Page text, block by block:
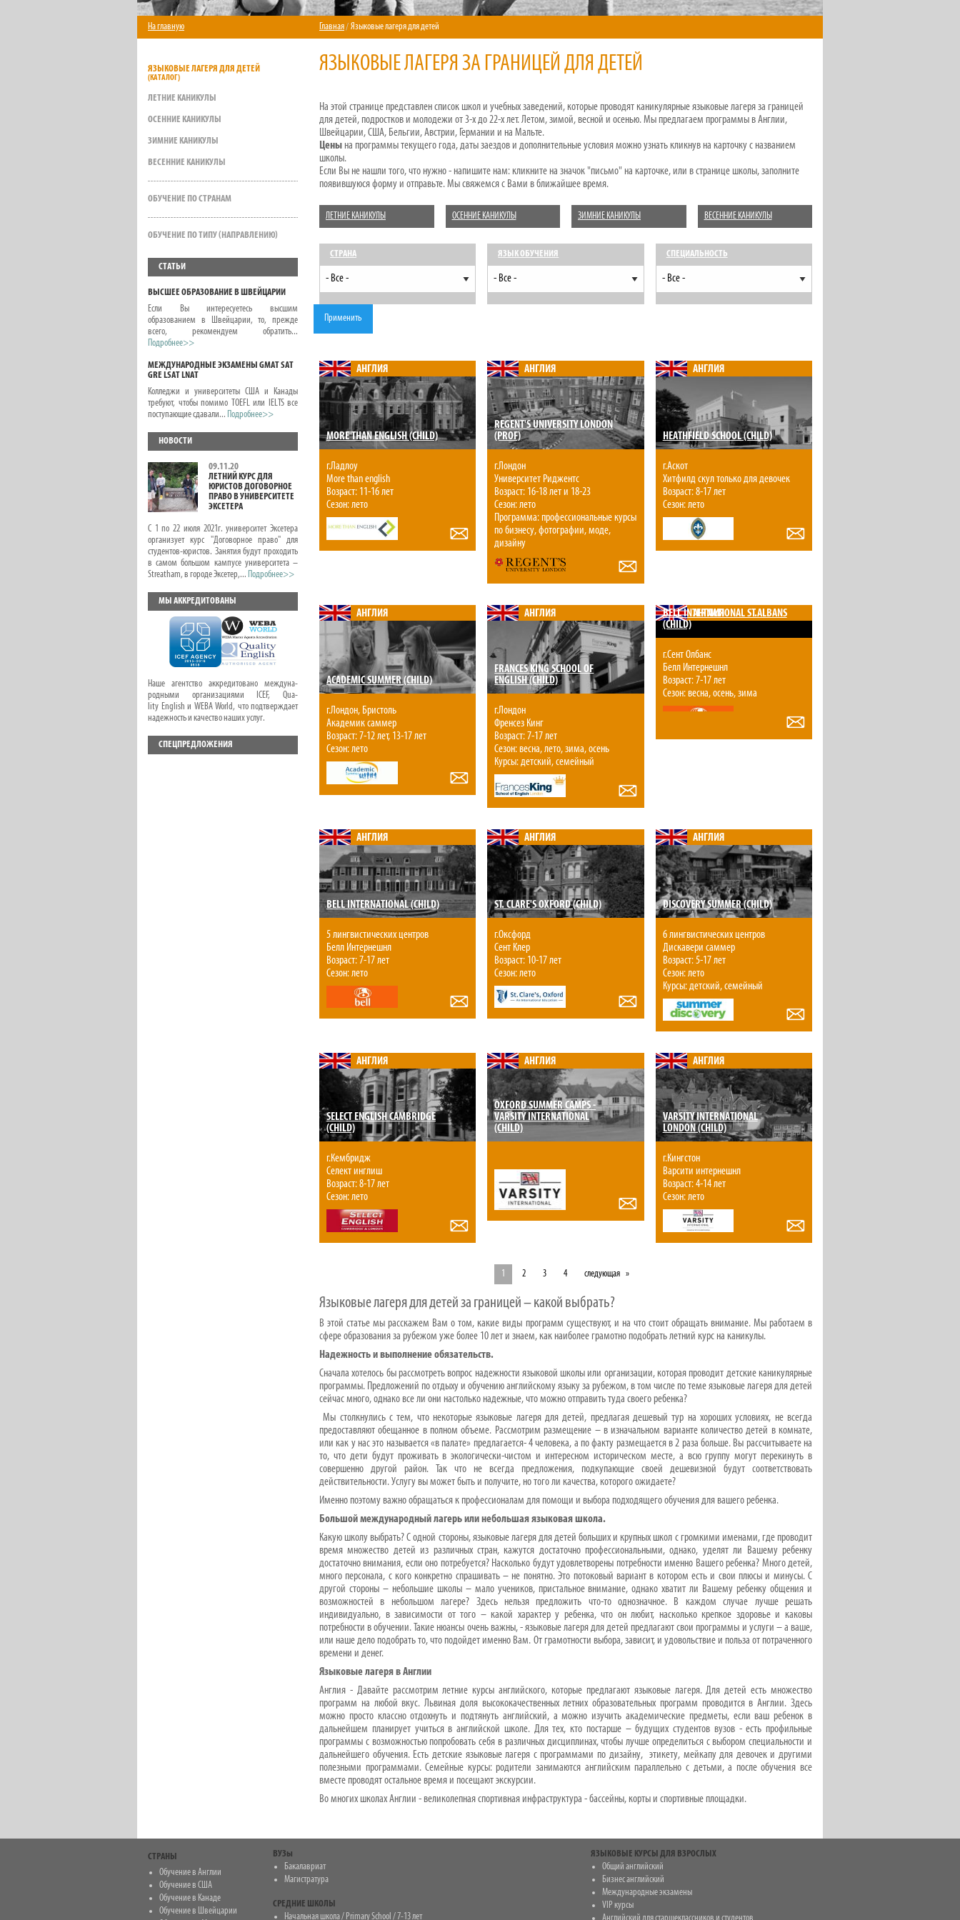
На главную Главная Языковые лагеря для детей
ЯЗЫКОВЫЕ ЛАГЕРЯ ДЛЯ ДЕТЕЙ
ЛЕТНИЕ КАНИКУЛЫ
ОСЕННИЕ КАНИКУЛЫ
ЗИМНИЕ КАНИКУЛЫ
ВЕСЕННИЕ КАНИКУЛЫ
ОБУЧЕНИЕ ПО СТРАНАМ
ОБУЧЕНИЕ ПО ТИПУ (НАПРАВЛЕНИЮ)
СТАТЬИ
ВЫСШЕЕ ОБРАЗОВАНИЕ В ШВЕЙЦАРИИ
Если Вы интересуетесь высшим
образованием в Швейцарии, то, прежде
всего, рекомендуем обратить...
Подробнее>>
МЕЖДУНАРОДНЫЕ ЭКЗАМЕНЫ GMAT SAT
GRE LSAT LNAT
Колледжи и университеты США и Канады
требуют, чтобы помимо TOEFL или IELTS все
поступающие сдавали... Подробнее>>
НОВОСТИ
09.11.20
ЛЕТНИЙ КУРС ДЛЯ
ЮРИСТОВ ДОГОВОРНОЕ
ПРАВО В УНИВЕРСИТЕТЕ
ЭКСЕТЕРА
С 1 по 22 июля 2021г. университет Эксетера
организует курс "Договорное право" для
студентов-юристов. Занятия будут проходить
в самом большом кампусе университета –
Streatham, в городе Эксетер,... Подробнее>>
МЫ АККРЕДИТОВАНЫ
Наше агентство аккредитовано междуна-
родными организациями ICEF, Qua-
lity English и WEBA World, что подтверждает
надежность и качество наших услуг.
СПЕЦПРЕДЛОЖЕНИЯ
ЯЗЫКОВЫЕ ЛАГЕРЯ ЗА ГРАНИЦЕЙ ДЛЯ ДЕТЕЙ
На этой странице представлен список школ и учебных заведений, которые проводят каникулярные языковые лагеря за границей
для детей, подростков и молодежи от 3-х до 22-х лет. Летом, зимой, весной и осенью. Мы предлагаем программы в Англии,
Швейцарии, США, Бельгии, Австрии, Германии и на Мальте.
Цены на программы текущего года, даты заездов и дополнительные условия можно узнать кликнув на карточку с названием
школы.
Если Вы не нашли того, что нужно - напишите нам: кликните на значок "письмо" на карточке, или в странице школы, заполните
появившуюся форму и отправьте. Мы свяжемся с Вами в ближайшее время.
ЛЕТНИЕ КАНИКУЛЫ ОСЕННИЕ КАНИКУЛЫ ЗИМНИЕ КАНИКУЛЫ ВЕСЕННИЕ КАНИКУЛЫ
СТРАНА ЯЗЫК ОБУЧЕНИЯ СПЕЦИАЛЬНОСТЬ
АНГЛИЯ
MORE THAN ENGLISH (CHILD)
г.Ладлоу
More than english
Возраст: 11-16 лет
Сезон: лето
АНГЛИЯ
REGENT'S UNIVERSITY LONDON
(PROF)
г.Лондон
Университет Риджентс
Возраст: 16-18 лет и 18-23
Сезон: лето
Программа: профессиональные курсы
по бизнесу, фотографии, моде,
дизайну
АНГЛИЯ
HEATHFIELD SCHOOL (CHILD)
г.Аскот
Хитфилд скул только для девочек
Возраст: 8-17 лет
Сезон: лето
АНГЛИЯ
ACADEMIC SUMMER (CHILD)
г.Лондон, Бристоль
Академик саммер
Возраст: 7-12 лет, 13-17 лет
Сезон: лето
АНГЛИЯ
FRANCES KING SCHOOL OF
ENGLISH (CHILD)
г.Лондон
Френсез Кинг
Возраст: 7-17 лет
Сезон: весна, лето, зима, осень
Курсы: детский, семейный
АНГЛИЯ
BELL INTERNATIONAL ST.ALBANS
(CHILD)
г.Сент Олбанс
Белл Интернешнл
Возраст: 7-17 лет
Сезон: весна, осень, зима
АНГЛИЯ
BELL INTERNATIONAL (CHILD)
5 лингвистических центров
Белл Интернешнл
Возраст: 7-17 лет
Сезон: лето
АНГЛИЯ
ST. CLARE'S OXFORD (CHILD)
г.Оксфорд
Сент Клер
Возраст: 10-17 лет
Сезон: лето
АНГЛИЯ
DISCOVERY SUMMER (CHILD)
6 лингвистических центров
Дискавери саммер
Возраст: 5-17 лет
Сезон: лето
Курсы: детский, семейный
АНГЛИЯ
SELECT ENGLISH CAMBRIDGE
(CHILD)
г.Кембридж
Селект инглиш
Возраст: 8-17 лет
Сезон: лето
АНГЛИЯ
OXFORD SUMMER CAMPS -
VARSITY INTERNATIONAL
(CHILD)
АНГЛИЯ
VARSITY INTERNATIONAL
LONDON (CHILD)
г.Кингстон
Варсити интернешнл
Возраст: 4-14 лет
Сезон: лето
1 2 3 4 следующая
Языковые лагеря для детей за границей – какой выбрать?
В этой статье мы расскажем Вам о том, какие виды программ существуют, и на что стоит обращать внимание. Мы работаем в
сфере образования за рубежом уже более 10 лет и знаем, как наиболее грамотно подобрать летний курс на каникулы.
Надежность и выполнение обязательств.
Сначала хотелось бы рассмотреть вопрос надежности языковой школы или организации, которая проводит детские каникулярные
программы. Предложений по отдыху и обучению английскому языку за рубежом, в том числе по теме языковые лагеря для детей
сейчас много, однако все ли они настолько надежные, что можно отправить туда своего ребенка?
Мы столкнулись с тем, что некоторые языковые лагеря для детей, предлагая дешевый тур на хороших условиях, не всегда
предоставляют обещанное в полном объеме. Рассмотрим размещение – в изначальном варианте количество детей в комнате,
или как у нас это называется «в палате» предлагается- 4 человека, а по факту размещается в 2 раза больше. Вы рассчитываете на
то, что дети будут проживать в экологически-чистом и интересном историческом месте, а всю группу могут перекинуть в
совершенно другой район. Так что не всегда предложения, подкупающие своей дешевизной будут соответствовать
действительности. Услугу вы может быть и получите, но того ли качества, которого ожидаете?
Именно поэтому важно обращаться к профессионалам для помощи и выбора подходящего обучения для вашего ребенка.
Большой международный лагерь или небольшая языковая школа.
Какую школу выбрать? С одной стороны, языковые лагеря для детей больших и крупных школ с громкими именами, где проводит
время множество детей из различных стран, кажутся достаточно профессиональными, однако, уделят ли Вашему ребенку
достаточно внимания, если оно потребуется? Насколько будут удовлетворены потребности именно Вашего ребенка? Много детей,
много персонала, с кого конкретно спрашивать – не понятно. Это потоковый вариант в котором есть и свои плюсы и минусы. С
другой стороны – небольшие школы – мало учеников, пристальное внимание, однако хватит ли Вашему ребенку общения и
возможностей в небольшом лагере? Здесь нельзя предложить что-то однозначное. В каждом случае лучше решать
индивидуально, в зависимости от того – какой характер у ребенка, что он любит, насколько крепкое здоровье и каковы
потребности в обучении. Такие нюансы очень важны, - языковые лагеря для детей предлагают свои программы и услуги – а ваше,
или наше дело подобрать то, что подойдет именно Вам. От грамотности выбора, зависит, и удовольствие и польза от потраченного
времени и денег.
Языковые лагеря в Англии
Англия - Давайте рассмотрим летние курсы английского, которые предлагают языковые лагеря. Для детей есть множество
программ на любой вкус. Львиная доля высококачественных летних образовательных программ проводится в Англии. Здесь
можно просто классно отдохнуть и подтянуть английский, а можно изучить академические предметы, если ваш ребенок в
дальнейшем планирует учиться в английской школе. Для тех, кто постарше – будущих студентов вузов - есть профильные
программы с возможностью попробовать себя в различных дисциплинах, чтобы лучше определиться с выбором специальности и
дальнейшего обучения. Есть детские языковые лагеря с программами по дизайну, этикету, мейкапу для девочек и другими
полезными программами. Семейные курсы: родители занимаются английским параллельно с детьми, а после обучения все
вместе проводят остальное время и посещают экскурсии.
Во многих школах Англии - великолепная спортивная инфраструктура - бассейны, корты и спортивные площадки.
СТРАНЫ
Обучение в Англии
Обучение в США
Обучение в Канаде
Обучение в Швейцарии
ВУЗы
Бакалавриат
Магистратура
СРЕДНИЕ ШКОЛЫ
Начальная школа / Primary School / 7-13 лет
ЯЗЫКОВЫЕ КУРСЫ ДЛЯ ВЗРОСЛЫХ
Общий английский
Бизнес английский
Международные экзамены
VIP курсы